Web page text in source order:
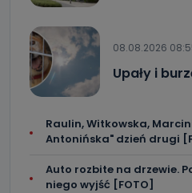
08.08.2026
Upały i
Raulin, Witkowska,
Antonińska" dzień drugi
Auto rozbite na drzewie.
niego wyjść [FOTO]